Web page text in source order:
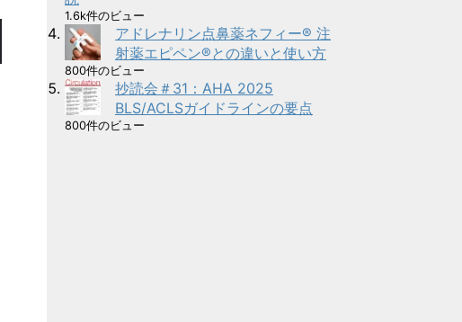
1.6k件のビュー
アドレナリン点鼻薬ネフィー® 注
射薬エピペン®との違いと使い方
800件のビュー
抄読会＃31：AHA 2025
BLS/ACLSガイドラインの要点
800件のビュー